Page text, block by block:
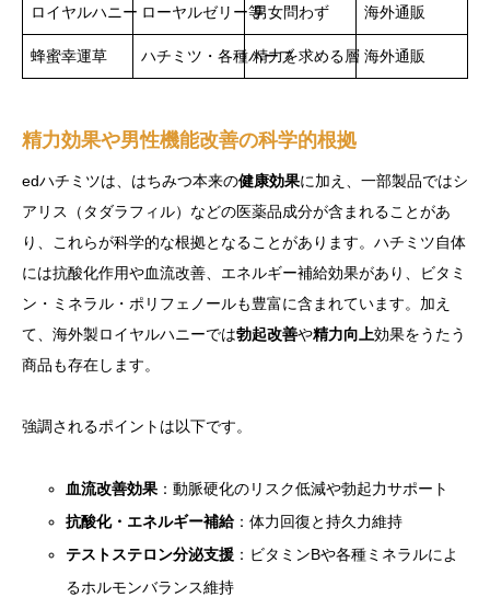
ロイヤルハニー ローヤルゼリー等男女問わず 海外通販
蜂蜜幸運草 ハチミツ・各種ハーブ精力を求める層 海外通販
精力効果や男性機能改善の科学的根拠
edハチミツは、はちみつ本来の健康効果に加え、一部製品ではシ
アリス（タダラフィル）などの医薬品成分が含まれることがあ
り、これらが科学的な根拠となることがあります。ハチミツ自体
には抗酸化作用や血流改善、エネルギー補給効果があり、ビタミ
ン・ミネラル・ポリフェノールも豊富に含まれています。加え
て、海外製ロイヤルハニーでは勃起改善や精力向上効果をうたう
商品も存在します。
強調されるポイントは以下です。
血流改善効果 ：動脈硬化のリスク低減や勃起力サポート
抗酸化・エネルギー補給：体力回復と持久力維持
テストステロン分泌支援 ：ビタミンBや各種ミネラルによ
るホルモンバランス維持